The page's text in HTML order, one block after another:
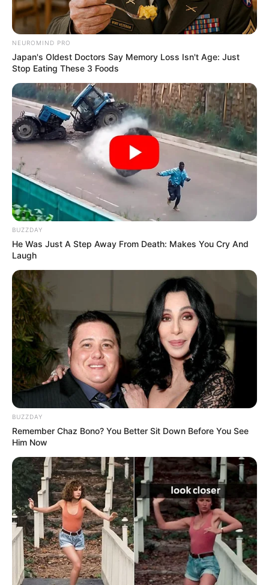
NEUROMIND PRO
Japan's Oldest Doctors Say Memory Loss Isn't Age: Just
Stop Eating These 3 Foods
BUZZDAY
He Was Just A Step Away From Death: Makes You Cry And
Laugh
BUZZDAY
Remember Chaz Bono? You Better Sit Down Before You See
Him Now